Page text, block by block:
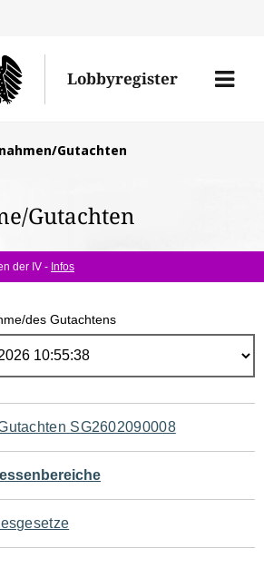
Lobbyregister
Menü
Gutachten
Gutachten
der IV - Infos
des Gutachtens
SG2602090008